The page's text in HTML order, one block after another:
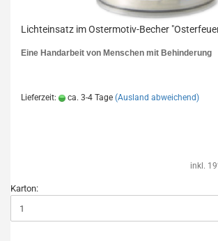
Lichteinsatz im Ostermotiv-Becher
Eine Handarbeit von Menschen mit Behinderung
Lieferzeit: ca. 3-4 Tage (Ausland abweichend)
inkl.
Karton: